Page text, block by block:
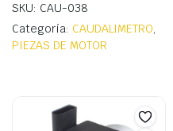
SKU: CAU-038
Categoría: CAUDALIMETRO,
PIEZAS DE MOTOR